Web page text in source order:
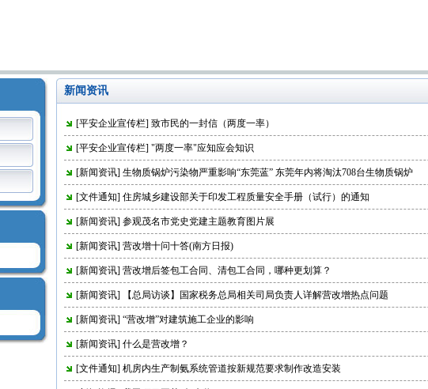
新闻资讯
[平安企业宣传栏] 致市民的一封信（两度一率）
[平安企业宣传栏] "两度一率"应知应会知识
[新闻资讯] 生物质锅炉污染物严重影响“东莞蓝” 东莞年内将淘汰708台生物质锅炉
[文件通知] 住房城乡建设部关于印发工程质量安全手册（试行）的通知
[新闻资讯] 参观茂名市党史党建主题教育图片展
[新闻资讯] 营改增十问十答(南方日报)
[新闻资讯] 营改增后签包工合同、清包工合同，哪种更划算？
[新闻资讯] 【总局访谈】国家税务总局相关司局负责人详解营改增热点问题
[新闻资讯] “营改增”对建筑施工企业的影响
[新闻资讯] 什么是营改增？
[文件通知] 机房内生产制氨系统管道按新规范要求制作改造安装